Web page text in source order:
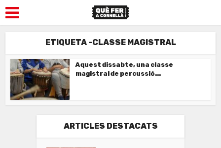
ETIQUETA -CLASSE MAGISTRAL
Aquest dissabte, una classe
magistral de percussió...
ARTICLES DESTACATS